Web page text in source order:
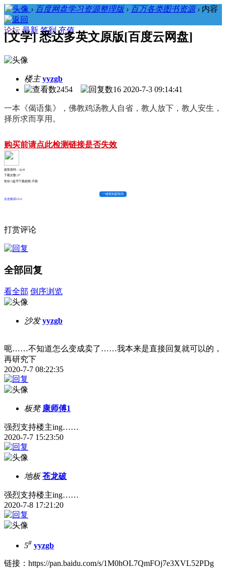
› 百度网盘学习资源整理版 › 百万各类图书资源 › 内容
论坛 最新 签到 充值
[文学] 悉达多英文原版[百度云网盘]
楼主 yyzgb
2454
16 2020-7-3 09:14:41
一本《偈语集》，佛教鸡汤教人自省，教人放下，教人安生，
择所求而享用。
购买前请点此检测链接是否失效
提取密码：2jc8
下载次数:27
售价:5盘币下载权限:不限
一键复制提取码
点击购买2112
打赏评论
全部回复
看全部 倒序浏览
沙发 yyzgb
呃……不知道怎么变成卖了……我本来是直接回复就可以的，
再研究下
2020-7-7 08:22:35
板凳 康师傅1
强烈支持楼主ing……
2020-7-7 15:23:50
地板 苍龙破
强烈支持楼主ing……
2020-7-8 17:21:20
5# yyzgb
链接：https://pan.baidu.com/s/1M0hOL7QmFOj7e3XVL52PDg